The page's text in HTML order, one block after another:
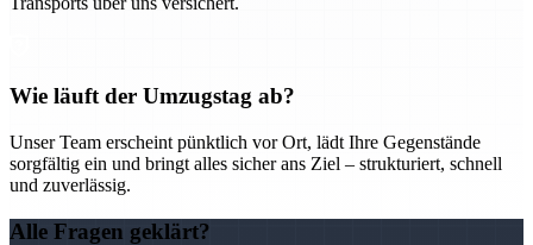
Wie läuft der Umzugstag ab?
Unser Team erscheint pünktlich vor Ort, lädt Ihre Gegenstände
sorgfältig ein und bringt alles sicher ans Ziel – strukturiert, schnell
und zuverlässig.
Alle Fragen geklärt?